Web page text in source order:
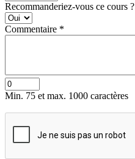
Recommanderiez-vous ce cours ?
Commentaire *
Min. 75 et max. 1000 caractères